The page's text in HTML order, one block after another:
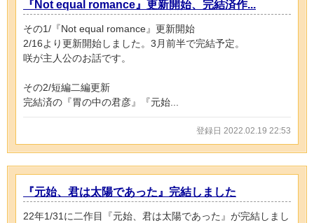
『Not equal romance』更新開始、完結済作...
その1/『Not equal romance』更新開始
2/16より更新開始しました。3月前半で完結予定。
咲が主人公のお話です。
その2/短編二編更新
完結済の『胃の中の君彦』『元始...
登録日 2022.02.19 22:53
『元始、君は太陽であった』完結しました
22年1/31に二作目『元始、君は太陽であった』が完結しまし